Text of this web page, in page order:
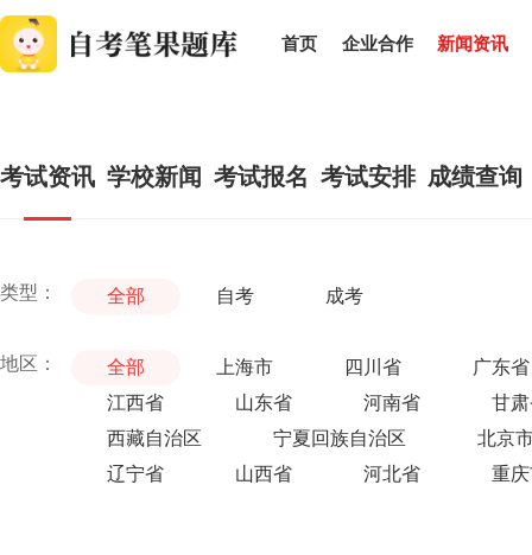
首页 企业合作 新闻资讯
考试资讯 学校新闻 考试报名 考试安排 成绩查询
类型： 全部 自考 成考
地区： 全部 上海市 四川省
广东省
江西省
山东省 河南省
甘
西藏自治区
宁夏回族自治区
北京
辽宁省
山西省 河北省 重